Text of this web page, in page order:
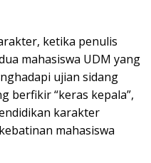
ketika penulis
mahasiswa UDM yang
ujian sidang
berfikir “keras kepala”,
karakter
mahasiswa